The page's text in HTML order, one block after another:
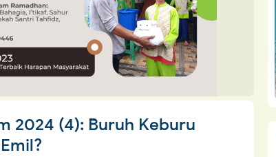
2024 (4): Buruh Keburu